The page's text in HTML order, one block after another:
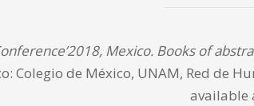
Mexico. Books of
Colegio de México, UNAM, Red de
available